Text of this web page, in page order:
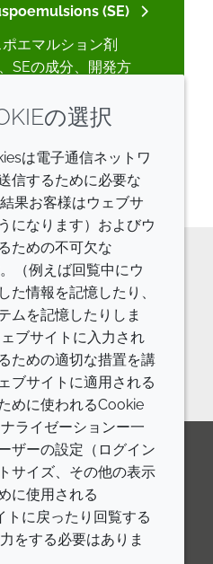
(SE)
エマルション剤
SEの成分、開発方
について説明して
談などはお気軽に
ください。
フォーム
YoutubeLine
の選択
は電子通信ネットワ
信するために必要な
果お客様はウェブサ
になります）およびウ
ための不可欠な
（例えば回覧中にウ
た情報を記憶したり、
ムを記憶したりしま
ブサイトに入力され
ための適切な措置を講
ブサイトに適用される
めに使われるCookie
ライゼーションー一
ザーの設定（ログイン
サイズ、その他の表示
に使用される
に戻ったり回覧する
をする必要はありま